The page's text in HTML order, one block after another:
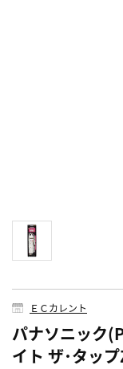
ＥＣカレント
パナソニック
イト ザ･タッ